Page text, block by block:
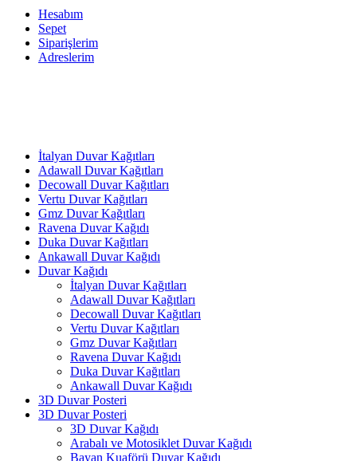
Hesabım
Sepet
Siparişlerim
Adreslerim
İtalyan Duvar Kağıtları
Adawall Duvar Kağıtları
Decowall Duvar Kağıtları
Vertu Duvar Kağıtları
Gmz Duvar Kağıtları
Ravena Duvar Kağıdı
Duka Duvar Kağıtları
Ankawall Duvar Kağıdı
Duvar Kağıdı
İtalyan Duvar Kağıtları
Adawall Duvar Kağıtları
Decowall Duvar Kağıtları
Vertu Duvar Kağıtları
Gmz Duvar Kağıtları
Ravena Duvar Kağıdı
Duka Duvar Kağıtları
Ankawall Duvar Kağıdı
3D Duvar Posteri
3D Duvar Posteri
3D Duvar Kağıdı
Arabalı ve Motosiklet Duvar Kağıdı
Bayan Kuaförü Duvar Kağıdı